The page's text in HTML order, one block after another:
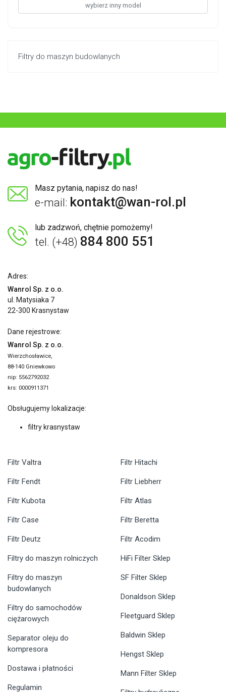
wybierz inny model
Filtry do maszyn budowlanych
Masz pytania, napisz do nas!
e-mail: kontakt@wan-rol.pl
lub zadzwoń, chętnie pomożemy!
tel. (+48) 884 800 551
Adres:
Wanrol Sp. z o.o.
ul. Matysiaka 7
22-300 Krasnystaw
Dane rejestrowe:
Wanrol Sp. z o.o.
Wierzchosławice,
88-140 Gniewkowo
nip: 5562792032
krs: 0000911371
Obsługujemy lokalizacje:
filtry krasnystaw
Filtr Valtra
Filtr Fendt
Filtr Kubota
Filtr Case
Filtr Deutz
Filtr Hitachi
Filtr Liebherr
Filtr Atlas
Filtr Beretta
Filtr Acodim
Filtry do maszyn rolniczych
Filtry do maszyn
budowlanych
Filtry do samochodów
ciężarowych
Separator oleju do
kompresora
Dostawa i płatności
Regulamin
HiFi Filter Sklep
SF Filter Sklep
Donaldson Sklep
Fleetguard Sklep
Baldwin Sklep
Hengst Sklep
Mann Filter Sklep